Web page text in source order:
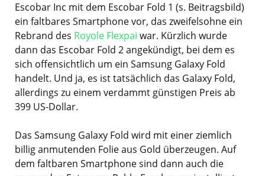
Escobar Inc mit dem Escobar Fold 1 (s. Beitragsbild)
ein faltbares Smartphone vor, das zweifelsohne ein
Rebrand des Royole Flexpai war. Kürzlich wurde
dann das Escobar Fold 2 angekündigt, bei dem es
sich offensichtlich um ein Samsung Galaxy Fold
handelt. Und ja, es ist tatsächlich das Galaxy Fold,
allerdings zu einem verdammt günstigen Preis ab
399 US-Dollar.
Das Samsung Galaxy Fold wird mit einer ziemlich
billig anmutenden Folie aus Gold überzeugen. Auf
dem faltbaren Smartphone sind dann auch die